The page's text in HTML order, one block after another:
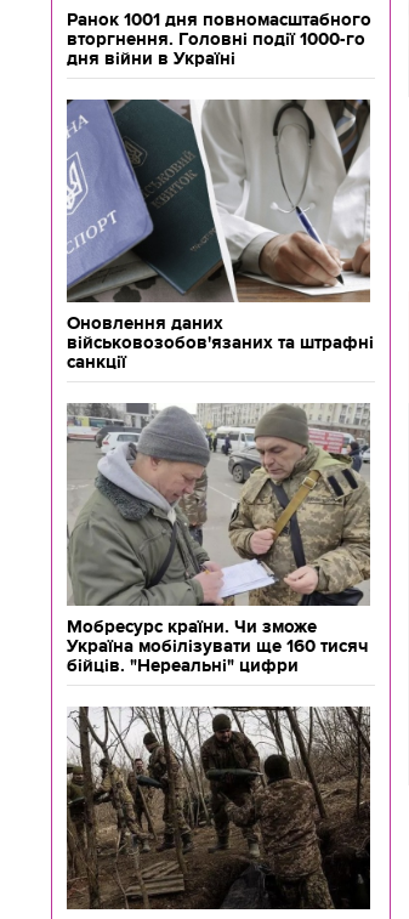
Ранок 1001 дня повномасштабного
вторгнення. Головні події 1000-го
дня війни в Україні
Оновлення даних
військовозобов'язаних та штрафні
санкції
Мобресурс країни. Чи зможе
Україна мобілізувати ще 160 тисяч
бійців. "Нереальні" цифри